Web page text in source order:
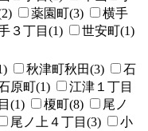
薬園町(3)
横手
３丁目(1)
世安町(1)
秋津町秋田(3)
石
原町(1)
江津１丁目
(1) 榎町(8)
尾ノ
尾ノ上４丁目(3)
小